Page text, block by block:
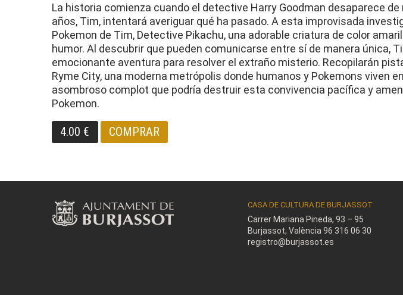
La historia comienza cuando el detective Harry Goodman desaparece
años, Tim, intentará averiguar qué ha pasado. A esta improvisada
Pokemon de Tim, Detective Pikachu, una adorable criatura de color
humor. Al descubrir que pueden comunicarse entre sí de manera única,
emocionante aventura para resolver el extraño misterio. Recopilarán
Ryme City, una moderna metrópolis donde humanos y Pokemons viven
asombroso complot que podría destruir esta convivencia pacífica y
Pokemon.
4.00 € COMPRAR
CASA DE CULTURA DE BURJASSOT
Carrer Mariana Pineda, 93 – 95
Burjassot, València 96 316 06 30
registro@burjassot.es